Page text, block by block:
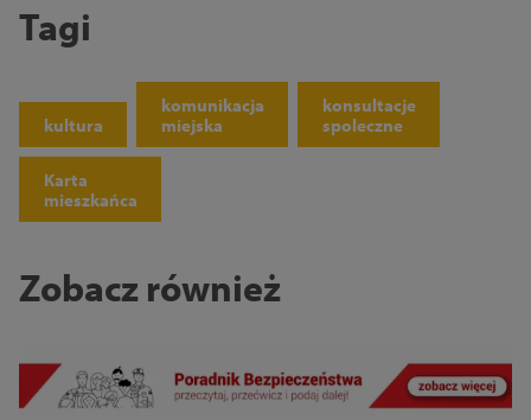
Tagi
kultura
komunikacja
miejska
konsultacje
spoleczne
Karta
mieszkańca
Zobacz również